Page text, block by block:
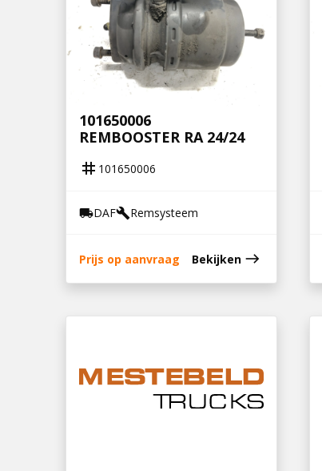
101650006
REMBOOSTER RA 24/24
tag 101650006
local_shippingDAFbuildRemsysteem
Prijs op aanvraag Bekijken east